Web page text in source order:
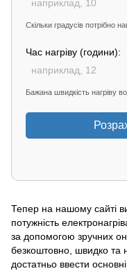
Скільки градусів потрібно
Час нагріву (години):
Бажана швидкість нагріву
Тепер на нашому сайті
потужність
за допомогою зручних
безкоштовно, швидко та
достатньо ввести